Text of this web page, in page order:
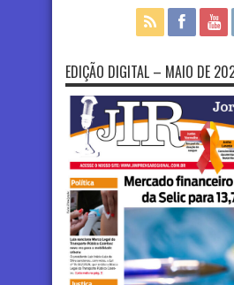
EDIÇÃO DIGITAL – MAIO DE